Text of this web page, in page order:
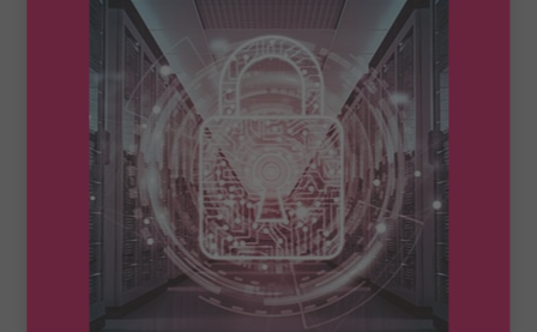
diesen Themen müssen sich alle Unternehmen
auseinandersetzen. Gerade bei der Wahl der Rechenzentrums-
Infrastruktur. Perfekt, dass Ihnen die VSE NET hier die optimale
Lösung bietet: Das grüne Rechenzentrum SAAR1. Hier
profitieren Sie von maximaler Datensicherheit in Kombination
mit bestmöglicher Energieeffizienz und Nachhaltigkeit. So
schützen Sie nicht nur Ihre Daten, sondern tun auch Gutes für
die Umwelt und Ihre Finanzen. Überzeugen Sie sich einfach
selbst von den Vorteilen, die Ihnen unser Rechenzentrum bietet:
„Grünes Rechenzentrum“ dank einer hochmodernen,
energieeffizienten Bauweise.
107.000 kg CO2-Ersparnis pro Jahr dank modernster
adiabatischer Klimatechnik für „Kühlen ohne Strom“ mittels